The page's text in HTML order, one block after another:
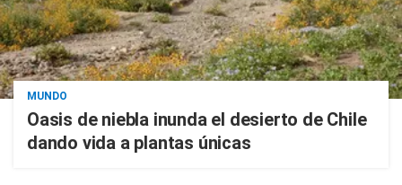
MUNDO
Oasis de niebla inunda el desierto de Chile
dando vida a plantas únicas